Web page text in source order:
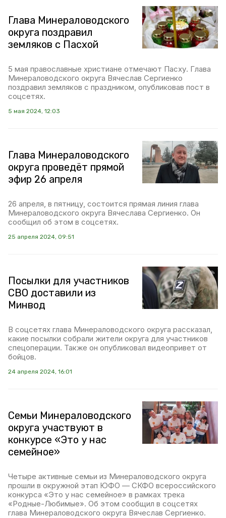
Глава Минераловодского
округа поздравил
земляков с Пасхой
5 мая православные христиане отмечают Пасху. Глава
Минераловодского округа Вячеслав Сергиенко
поздравил земляков с праздником, опубликовав пост в
соцсетях.
5 мая 2024, 12:03
Глава Минераловодского
округа проведёт прямой
эфир 26 апреля
26 апреля, в пятницу, состоится прямая линия глава
Минераловодского округа Вячеслава Сергиенко. Он
сообщил об этом в соцсетях.
25 апреля 2024, 09:51
Посылки для участников
СВО доставили из
Минвод
В соцсетях глава Минераловодского округа рассказал,
какие посылки собрали жители округа для участников
спецоперации. Также он опубликовал видеопривет от
бойцов.
24 апреля 2024, 16:01
Семьи Минераловодского
округа участвуют в
конкурсе «Это у нас
семейное»
Четыре активные семьи из Минераловодского округа
прошли в окружной этап ЮФО — СКФО всероссийского
конкурса «Это у нас семейное» в рамках трека
«Родные-Любимые». Об этом сообщил в соцсетях
глава Минераловодского округа Вячеслав Сергиенко.